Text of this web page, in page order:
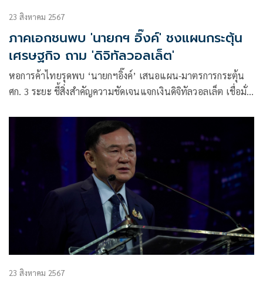
23 สิงหาคม 2567
ภาคเอกชนพบ 'นายกฯ อิ๊งค์' ชงแผนกระตุ้น
เศรษฐกิจ ถาม 'ดิจิทัลวอลเล็ต'
หอการค้าไทยรุดพบ ‘นายกฯอิ๊งค์’ เสนอแผน-มาตรการกระตุ้น
ศก. 3 ระยะ ชี้สิ่งสำคัญความชัดเจนแจกเงินดิจิทัลวอลเล็ต เชื่อมั่น
23 สิงหาคม 2567